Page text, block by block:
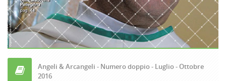
Angeli & Arcangeli - Numero doppio - Luglio - Ottobre
2016